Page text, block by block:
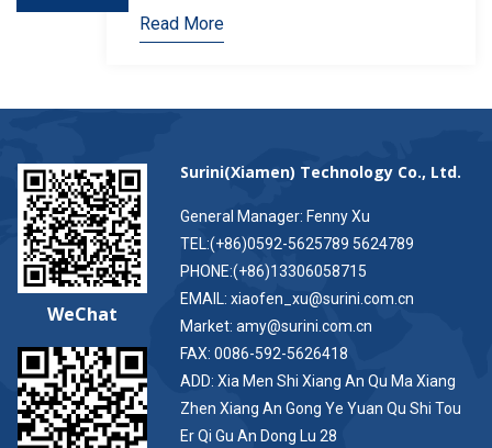
Read More
WeChat
Surini(Xiamen) Technology Co., Ltd.
General Manager: Fenny Xu
TEL:(+86)0592-5625789 5624789
PHONE:(+86)13306058715
EMAIL: xiaofen_xu@surini.com.cn
Market: amy@surini.com.cn
FAX: 0086-592-5626418
ADD: Xia Men Shi Xiang An Qu Ma Xiang
Zhen Xiang An Gong Ye Yuan Qu Shi Tou
Er Qi Gu An Dong Lu 28